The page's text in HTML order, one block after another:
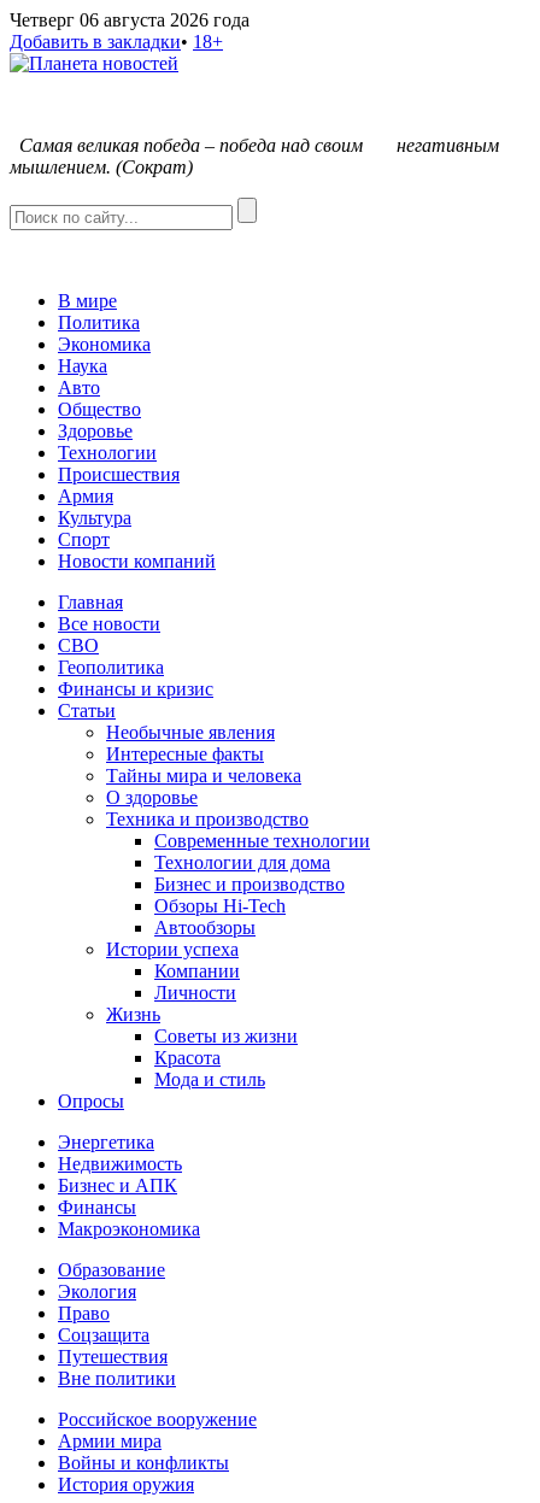
Четверг 06 августа 2026 года
Добавить в закладки• 18+
Самая великая победа – победа над своим негативным
мышлением. (Сократ)
В мире
Политика
Экономика
Наука
Авто
Общество
Здоровье
Технологии
Происшествия
Армия
Культура
Спорт
Новости компаний
Главная
Все новости
СВО
Геополитика
Финансы и кризис
Статьи
Необычные явления
Интересные факты
Тайны мира и человека
О здоровье
Техника и производство
Современные технологии
Технологии для дома
Бизнес и производство
Обзоры Hi-Tech
Автообзоры
Истории успеха
Компании
Личности
Жизнь
Советы из жизни
Красота
Мода и стиль
Опросы
Энергетика
Недвижимость
Бизнес и АПК
Финансы
Макроэкономика
Образование
Экология
Право
Соцзащита
Путешествия
Вне политики
Российское вооружение
Армии мира
Войны и конфликты
История оружия